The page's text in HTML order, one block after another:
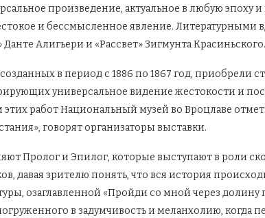
произведение, актуальное в любую эпоху
и бессмысленное явление. Литературными
Алигьери и «Рассвет» Зигмунта Красиньского.
в период с 1886 по 1867 год, приобрели
универсальное видение жестокости и
работ Национальный музей во Вроцлаве
говорят организаторы выставки.
Пролог и Эпилог, которые выступают в роли
давая зрителю понять, что вся история
озаглавленной «Пройди со мной через долину
в задумчивость и меланхолию, когда